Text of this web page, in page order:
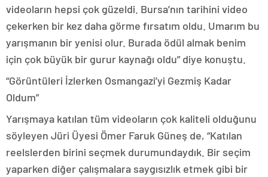
videoların hepsi çok güzeldi. Bursa’nın tarihini video
çekerken bir kez daha görme fırsatım oldu. Umarım bu
yarışmanın bir yenisi olur. Burada ödül almak benim
için çok büyük bir gurur kaynağı oldu” diye konuştu.
“Görüntüleri İzlerken Osmangazi’yi Gezmiş Kadar
Oldum”
Yarışmaya katılan tüm videoların çok kaliteli olduğunu
söyleyen Jüri Üyesi Ömer Faruk Güneş de, “Katılan
reelslerden birini seçmek durumundaydık. Bir seçim
yaparken diğer çalışmalara saygısızlık etmek gibi bir